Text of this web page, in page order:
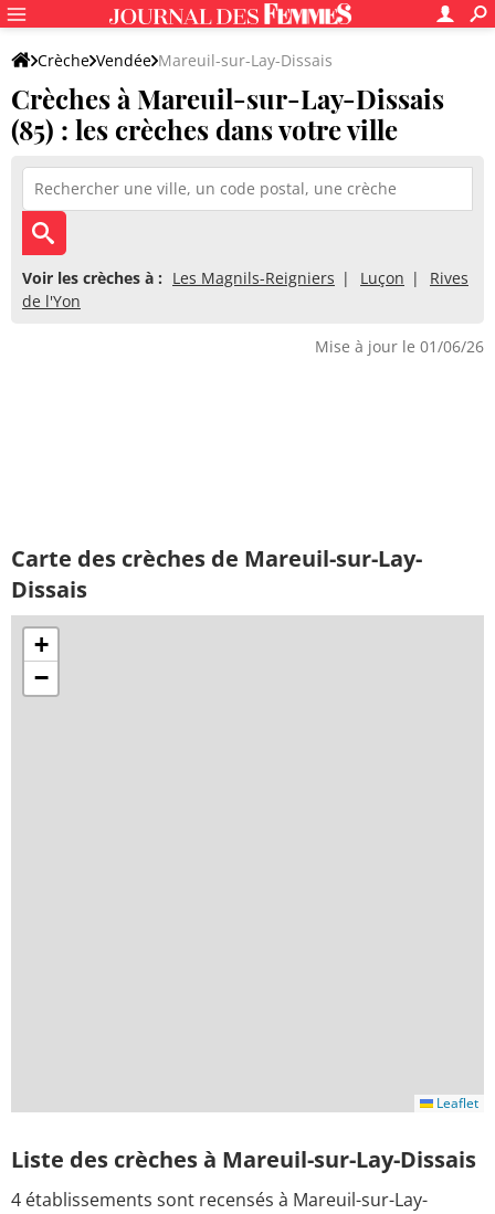
Crèche Vendée Mareuil-sur-Lay-Dissais
Crèches à Mareuil-sur-Lay-Dissais
(85) : les crèches dans votre ville
Voir les crèches à : Les Magnils-Reigniers Luçon
Rives
de l'Yon
Mise à jour le 01/06/26
Carte des crèches de Mareuil-sur-Lay-
Dissais
+
−
Leaflet
Liste des crèches à Mareuil-sur-Lay-Dissais
4 établissements sont recensés à Mareuil-sur-Lay-